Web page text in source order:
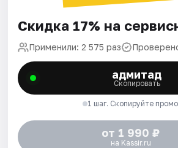
Скидка 17% на
Применили: 2 575 раз
адмитад
Скопировать
1 шаг. Скопируйте
от 1 990 ₽
на Kassir.ru